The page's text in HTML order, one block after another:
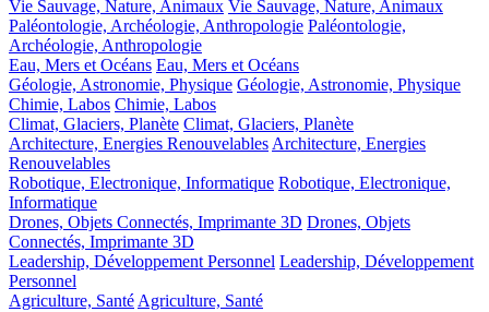
Vie Sauvage, Nature, Animaux Vie Sauvage, Nature, Animaux
Paléontologie, Archéologie, Anthropologie Paléontologie,
Archéologie, Anthropologie
Eau, Mers et Océans Eau, Mers et Océans
Géologie, Astronomie, Physique Géologie, Astronomie, Physique
Chimie, Labos Chimie, Labos
Climat, Glaciers, Planète Climat, Glaciers, Planète
Architecture, Energies RenouvelablesArchitecture, Energies
Renouvelables
Robotique, Electronique, Informatique Robotique, Electronique,
Informatique
Drones, Objets Connectés, Imprimante 3D Drones, Objets
Connectés, Imprimante 3D
Leadership, Développement Personnel Leadership, Développement
Personnel
Agriculture, SantéAgriculture, Santé